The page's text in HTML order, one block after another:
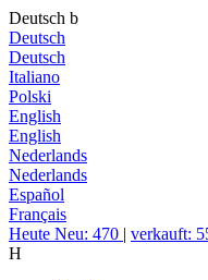
Deutsch b
Deutsch
Deutsch
Italiano
Polski
English
English
Nederlands
Nederlands
Español
Français
Heute Neu: 470 | verkauft:
H